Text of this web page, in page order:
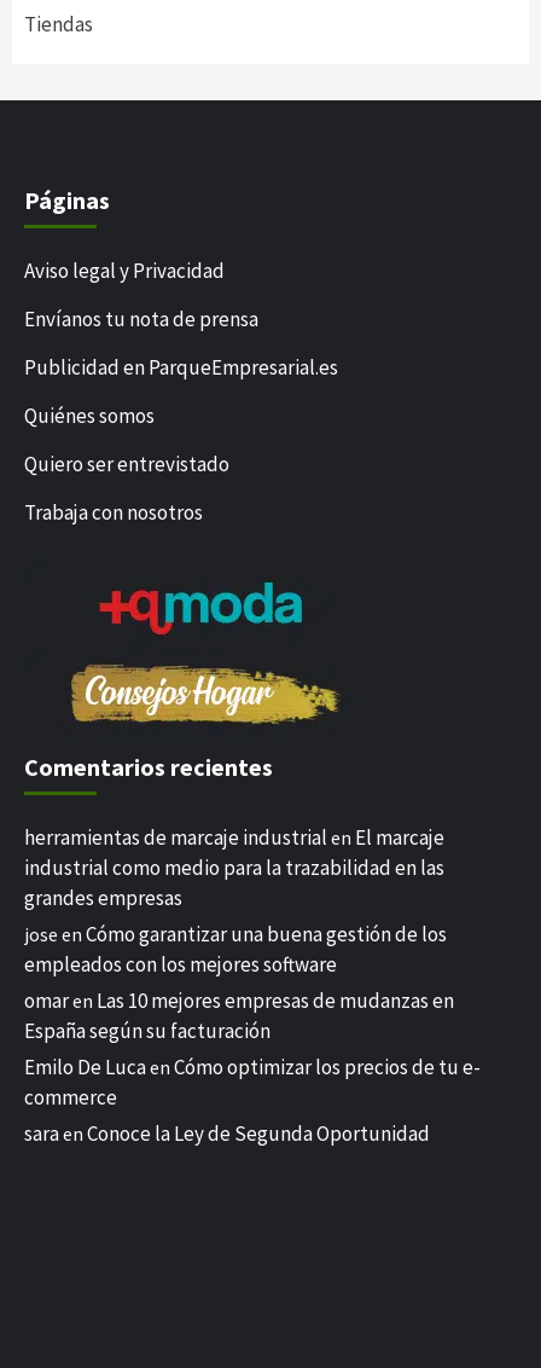
Tiendas
Páginas
Aviso legal y Privacidad
Envíanos tu nota de prensa
Publicidad en ParqueEmpresarial.es
Quiénes somos
Quiero ser entrevistado
Trabaja con nosotros
Comentarios recientes
herramientas de marcaje industrial en El marcaje
industrial como medio para la trazabilidad en las
grandes empresas
jose en Cómo garantizar una buena gestión de los
empleados con los mejores software
omaren Las 10 mejores empresas de mudanzas en
España según su facturación
Emilo De Lucaen Cómo optimizar los precios de tu e-
commerce
saraen Conoce la Ley de Segunda Oportunidad